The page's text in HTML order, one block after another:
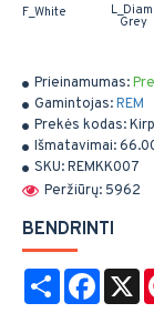
Prieinamumas:
Gamintojas:REM
Prekės kodas:
Išmatavimai:
SKU:REMKK007
Peržiūrų: 5962
F_White
Grey
BENDRINTI
Share X